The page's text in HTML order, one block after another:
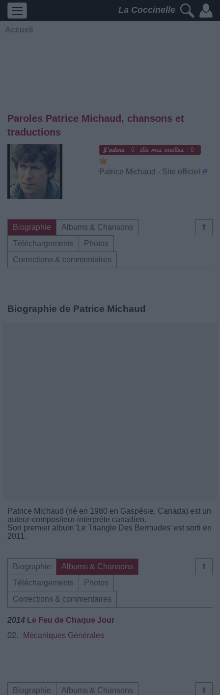
La Coccinelle
Accueil
Paroles Patrice Michaud, chansons et
traductions
0 0
Patrice Michaud - Site officiel
⇑
Biographie
Albums & Chansons
Téléchargements
Photos
Corrections & commentaires
Biographie de Patrice Michaud
Patrice Michaud (né en 1980 en Gaspésie, Canada) est un
auteur-compositeur-interprète canadien.
Son premier album 'Le Triangle Des Bermudes' est sorti en
2011.
⇑
Biographie
Albums & Chansons
Téléchargements
Photos
Corrections & commentaires
2014 Le Feu de Chaque Jour
02.
Mécaniques Générales
⇑
Biographie
Albums & Chansons